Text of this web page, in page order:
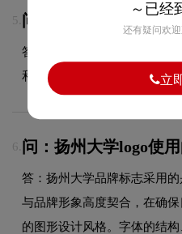
5. 问：LOGO设计交付哪
答：交付文件包含JPG、PDF
和展示文件，满足您在不同场
6. 问：扬州大学logo使
答：扬州大学品牌标志采用
与品牌形象高度契合，在确
的图形设计风格。字体的结
～已经
还有疑问欢
立